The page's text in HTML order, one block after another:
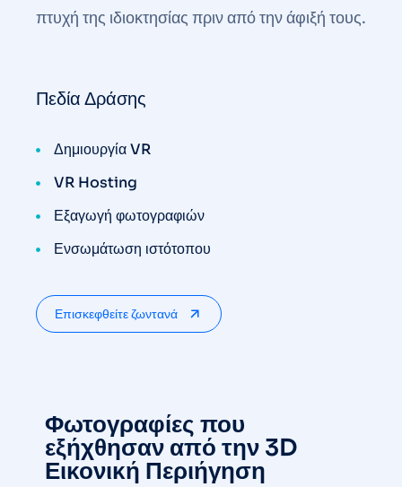
πτυχή της ιδιοκτησίας πριν από την άφιξή τους.
Πεδία Δράσης
Δημιουργία VR
VR Hosting
Εξαγωγή φωτογραφιών
Ενσωμάτωση ιστότοπου
Επισκεφθείτε ζωντανά
Φωτογραφίες που
εξήχθησαν από την 3D
Εικονική Περιήγηση